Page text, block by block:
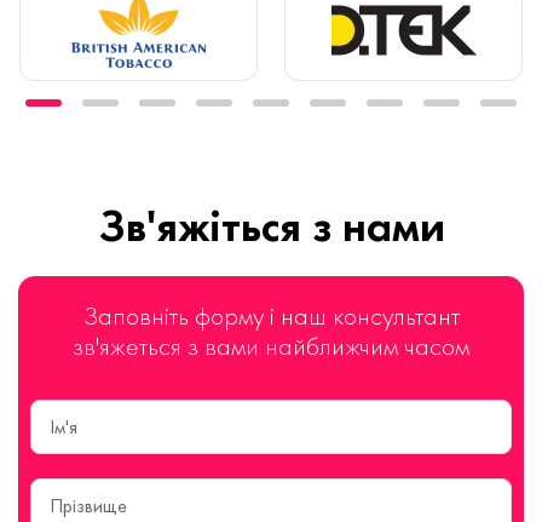
Зв'яжіться з нами
Заповніть форму і наш консультант
зв'яжеться з вами найближчим часом